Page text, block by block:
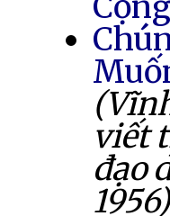
viết
đạo
1956)